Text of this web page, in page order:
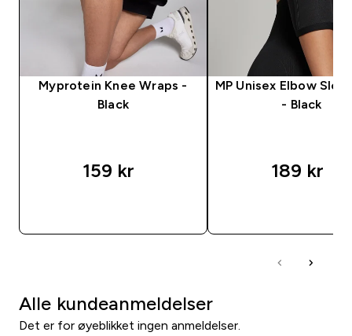
Myprotein Knee Wraps -
Black
159 kr‎
MP Unisex Elbow
- Black
189 kr‎
Alle kundeanmeldelser
Det er for øyeblikket ingen anmeldelser.